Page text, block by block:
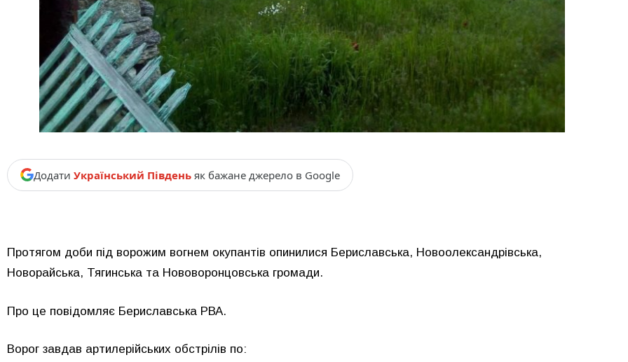
Додати Український Південь як бажане джерело в Google
Протягом доби під ворожим вогнем окупантів опинилися Бериславська, Новоолександрівська,
Новорайська, Тягинська та Нововоронцовська громади.
Про це повідомляє Бериславська РВА.
Ворог завдав артилерійських обстрілів по: